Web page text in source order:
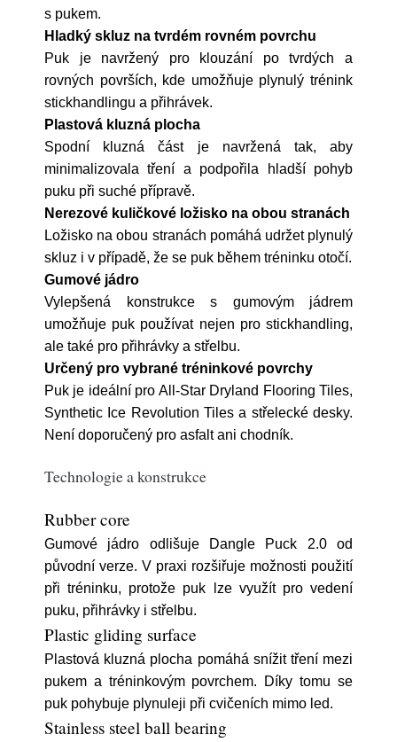
s pukem.
Hladký skluz na tvrdém rovném povrchu
Puk je navržený pro klouzání po tvrdých a
rovných površích, kde umožňuje plynulý trénink
stickhandlingu a přihrávek.
Plastová kluzná plocha
Spodní kluzná část je navržená tak, aby
minimalizovala tření a podpořila hladší pohyb
puku při suché přípravě.
Nerezové kuličkové ložisko na obou stranách
Ložisko na obou stranách pomáhá udržet plynulý
skluz i v případě, že se puk během tréninku otočí.
Gumové jádro
Vylepšená konstrukce s gumovým jádrem
umožňuje puk používat nejen pro stickhandling,
ale také pro přihrávky a střelbu.
Určený pro vybrané tréninkové povrchy
Puk je ideální pro All-Star Dryland Flooring Tiles,
Synthetic Ice Revolution Tiles a střelecké desky.
Není doporučený pro asfalt ani chodník.
Technologie a konstrukce
Rubber core
Gumové jádro odlišuje Dangle Puck 2.0 od
původní verze. V praxi rozšiřuje možnosti použití
při tréninku, protože puk lze využít pro vedení
puku, přihrávky i střelbu.
Plastic gliding surface
Plastová kluzná plocha pomáhá snížit tření mezi
pukem a tréninkovým povrchem. Díky tomu se
puk pohybuje plynuleji při cvičeních mimo led.
Stainless steel ball bearing